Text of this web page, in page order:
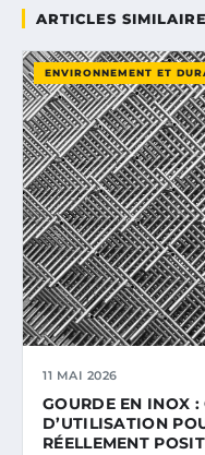
ARTICLES
ENVIRONNEMENT ET
11 MAI 2026
GOURDE EN INOX :
D’UTILISATION
RÉELLEMENT